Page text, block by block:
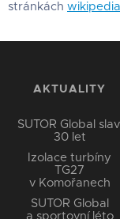
stránkách
AKTUALITY
SUTOR Global
30 let
Izolace turbíny
TG27
v Komořanech
SUTOR Global
a sportovní léto